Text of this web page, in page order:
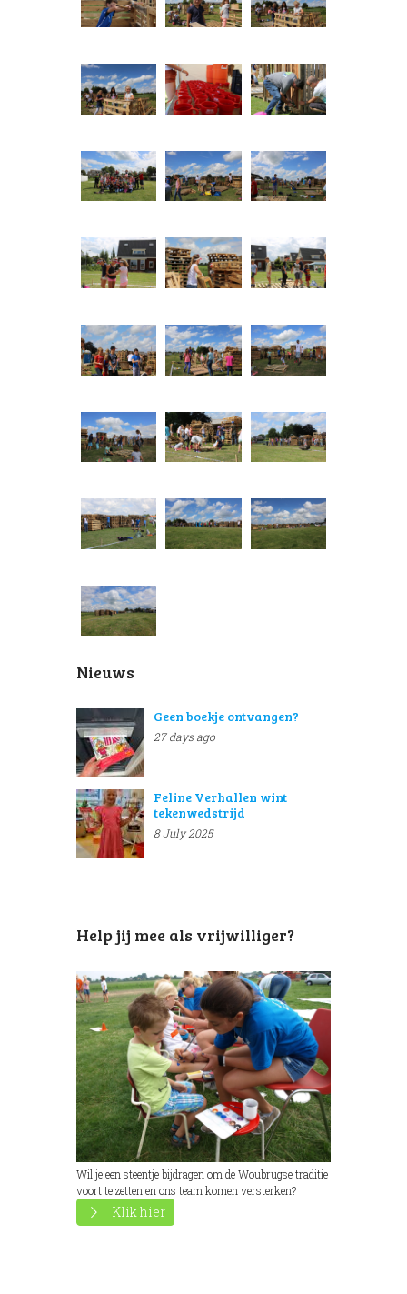
Nieuws
Geen boekje ontvangen?
27 days ago
Feline Verhallen wint
tekenwedstrijd
8 July 2025
Help jij mee als vrijwilliger?
Wil je een steentje bijdragen om de Woubrugse traditie
voort te zetten en ons team komen versterken?
Klik hier